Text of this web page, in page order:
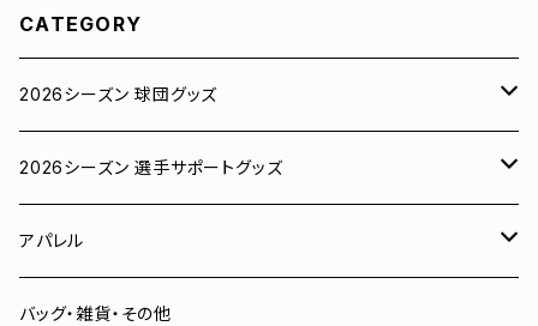
CATEGORY
2026シーズン 球団グッズ
ユニフォーム
Tシャツ
スウェット
2026シーズン 選手サポートグッズ
# 00 蓮
# 0 岡田竜汰
アパレル
スウェット・パーカー
バッグ・雑貨・その他